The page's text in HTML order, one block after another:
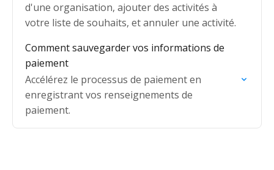
d'une organisation, ajouter des activités à
votre liste de souhaits, et annuler une activité.
Comment sauvegarder vos informations de
paiement
Accélérez le processus de paiement en
enregistrant vos renseignements de
paiement.